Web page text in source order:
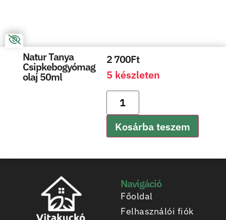
Natur Tanya
Csipkebogyómag
olaj 50ml
2 700Ft
5 készleten
Kosárba teszem
Navigáció
Főoldal
Felhasználói fiók